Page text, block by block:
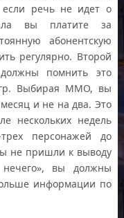
если речь не идет о
вы платите за
абонентскую
регулярно. Второй
помнить это
Выбирая ММО, вы
и не на два. Это
нескольких недель
персонажей до
не пришли к выводу
вы должны
информации по